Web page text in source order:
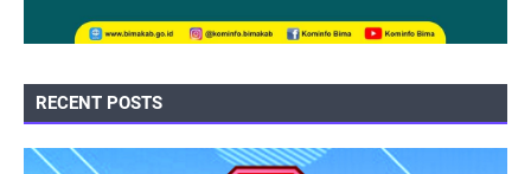
RECENT POSTS